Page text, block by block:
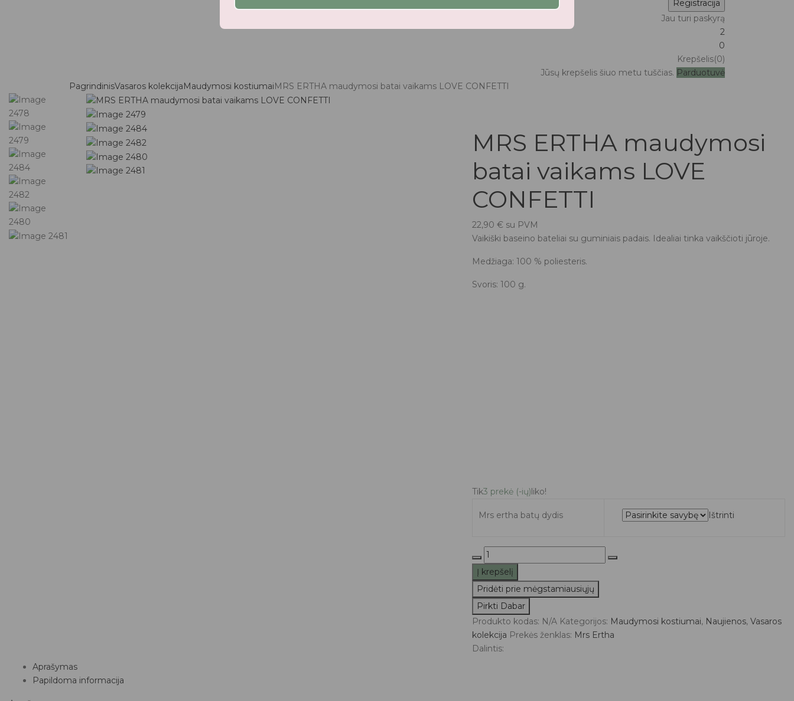
Jau turi paskyrą
2
0
Krepšelis(0)
Jūsų krepšelis šiuo metu tuščias. Parduotuvė
PagrindinisVasaros kolekcija Maudymosi kostiumai MRS ERTHA maudymosi batai vaikams LOVE CONFETTI
MRS ERTHA maudymosi
batai vaikams LOVE
CONFETTI
22,90 €su PVM
Vaikiški baseino bateliai su guminiais padais. Idealiai tinka vaikščioti jūroje.
Medžiaga: 100 % poliesteris.
Svoris: 100 g.
Tik3 prekė (-ių) liko!
Mrs ertha batų dydis Ištrinti
produkto
kiekis:
MRS
ERTHA
maudymosi
batai
vaikams
LOVE
Į krepšelį
Pridėti prie mėgstamiausiųjų
Pirkti Dabar
Produkto kodas: N/A Kategorijos: Maudymosi kostiumai, Naujienos, Vasaros
kolekcija Prekės ženklas: Mrs Ertha
Dalintis:
Aprašymas
Papildoma informacija